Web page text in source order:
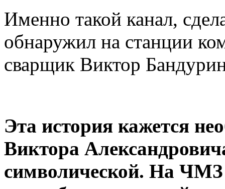
Именно такой канал,
обнаружил на станции
сварщик Виктор
Эта история кажется
Виктора
символической. На ЧМЗ